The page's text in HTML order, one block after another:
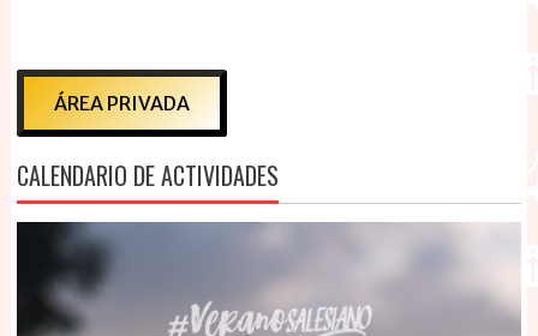
ÁREA PRIVADA
CALENDARIO DE ACTIVIDADES